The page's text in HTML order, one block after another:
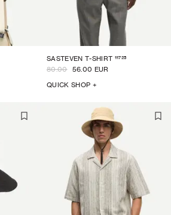
SASTEVEN T-SHIRT 11725
80.00 56.00 EUR
QUICK SHOP +